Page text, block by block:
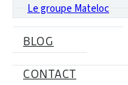
Le groupe Mateloc
BLOG
CONTACT